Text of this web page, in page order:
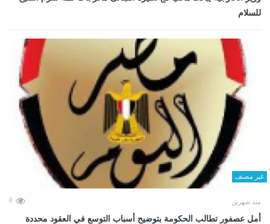
للسلام
غير مصنف
منذ شهرين 0
أمل عصفور تطالب الحكومة بتوضيح أسباب التوسع في العقود محددة